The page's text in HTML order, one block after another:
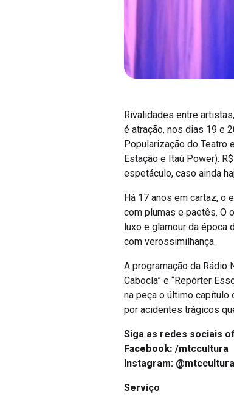
Rivalidades entre
é atração, nos dias 19 e
Popularização do Teatro
Estação e Itaú Power):
espetáculo, caso ainda
Há 17 anos em cartaz, o
com plumas e paetês. O
luxo e glamour da
com verossimilhança.
A programação da Rádio
Cabocla” e “Repórter
na peça o último capítulo
por acidentes trágicos
Siga as redes sociais
Facebook: /mtccultura
Instagram: @mtccultura
Serviço